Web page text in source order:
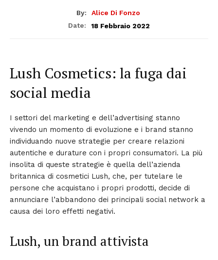
By:
Alice Di Fonzo
Date:
18 Febbraio 2022
Lush Cosmetics: la fuga dai
social media
I settori del marketing e dell’advertising stanno
vivendo un momento di evoluzione e i brand stanno
individuando nuove strategie per creare relazioni
autentiche e durature con i propri consumatori. La più
insolita di queste strategie è quella dell’azienda
britannica di cosmetici Lush, che, per tutelare le
persone che acquistano i propri prodotti, decide di
annunciare l’abbandono dei principali social network a
causa dei loro effetti negativi.
Lush, un brand attivista